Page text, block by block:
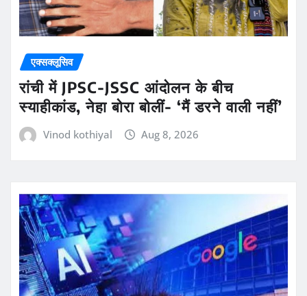
एक्सक्लूसिव
रांची में JPSC-JSSC आंदोलन के बीच
स्याहीकांड, नेहा बोरा बोलीं- ‘मैं डरने वाली नहीं’
Vinod kothiyal Aug 8, 2026